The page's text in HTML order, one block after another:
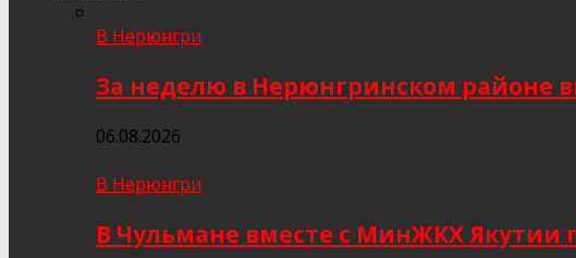
В Нерюнгри
За неделю в Нерюнгринском районе
06.08.2026
В Нерюнгри
В Чульмане вместе с МинЖКХ